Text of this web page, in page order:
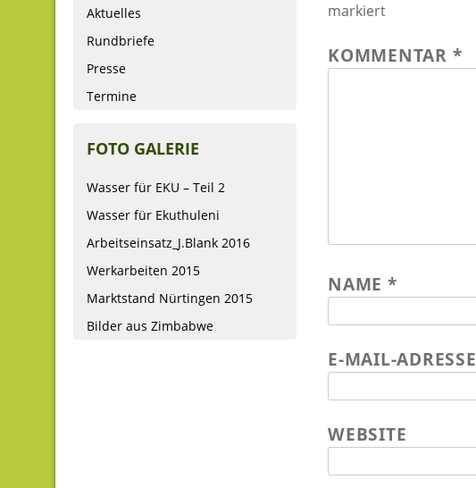
Aktuelles
Rundbriefe
Presse
Termine
FOTO GALERIE
Wasser für EKU – Teil 2
Wasser für Ekuthuleni
Arbeitseinsatz_J.Blank 2016
Werkarbeiten 2015
Marktstand Nürtingen 2015
Bilder aus Zimbabwe
markiert
KOMMENTAR *
NAME *
E-MAIL-ADRESSE
WEBSITE